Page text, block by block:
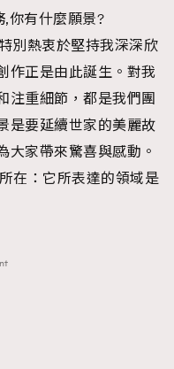
,你有什麼願景?
別熱衷於堅持我深深欣
作正是由此誕生。對我
注重細節，都是我們團
是要延續世家的美麗故
大家帶來驚喜與感動。
在：它所表達的領域是